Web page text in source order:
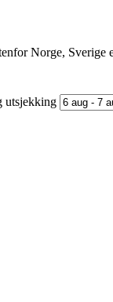
Norge,
utsjekking